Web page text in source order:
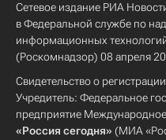
Сетевое издание РИА
в Федеральной службе по
информационных
(Роскомнадзор) 08 апреля
Свидетельство о
Учредитель: Федеральное
предприятие
«Россия сегодня» (МИА